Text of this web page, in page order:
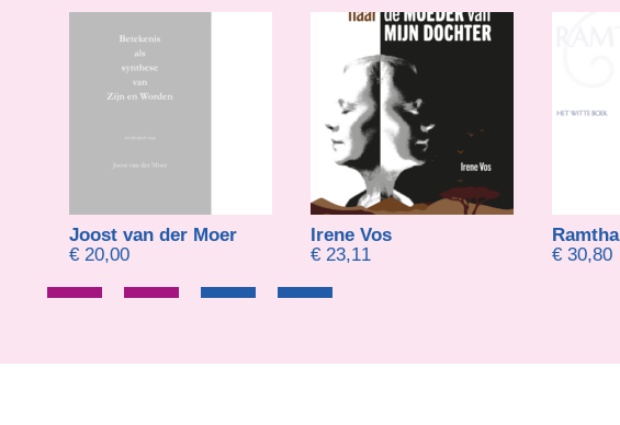
Joost van der Moer
€ 20,00
Irene Vos
€ 23,11
Ramtha
€ 30,80